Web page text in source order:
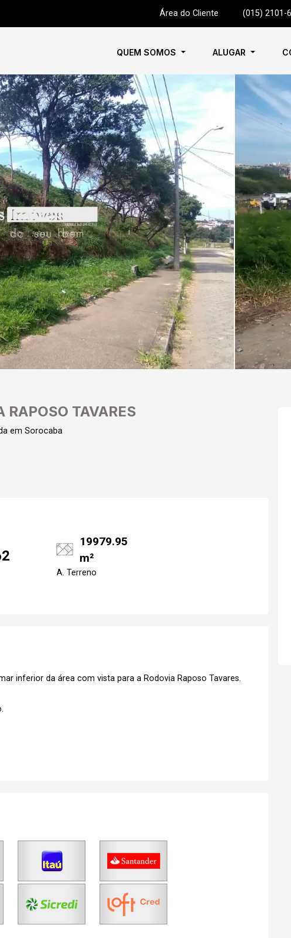
Área do Cliente (015) 2101-
QUEM SOMOS ALUGAR
RAPOSO TAVARES
em Sorocaba
19979.95
m²
A. Terreno
inferior da área com vista para a Rodovia Raposo Tavares.
Realize o login